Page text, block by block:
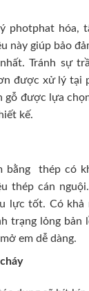
photphat hóa,
này giúp bảo
Tránh sự
được xử lý tại
gỗ được lựa
kế.
bằng thép có
thép cán
lực tốt. Có khả
trạng lỏng bản
em dễ dàng.